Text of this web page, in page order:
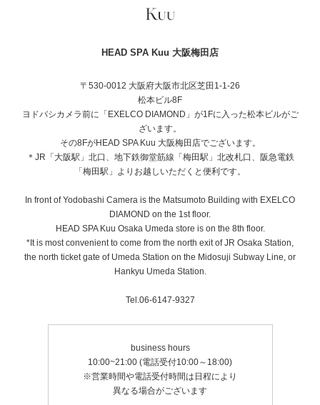
HEAD SPA Kuu 大阪梅田店
〒530-0012 大阪府大阪市北区芝田1-1-26
松本ビル8F
ヨドバシカメラ前に「EXELCO DIAMOND」が1Fに入った松本ビルがご
ざいます。
その8FがHEAD SPA Kuu 大阪梅田店でございます。
＊JR「大阪駅」北口、地下鉄御堂筋線「梅田駅」北改札口、阪急電鉄
「梅田駅」よりお越しいただくと便利です。
In front of Yodobashi Camera is the Matsumoto Building with EXELCO
DIAMOND on the 1st floor.
HEAD SPA Kuu Osaka Umeda store is on the 8th floor.
*It is most convenient to come from the north exit of JR Osaka Station,
the north ticket gate of Umeda Station on the Midosuji Subway Line, or
Hankyu Umeda Station.
Tel.06-6147-9327
business hours
10:00~21:00 (電話受付10:00～18:00)
※営業時間や電話受付時間は日程により
異なる場合がございます